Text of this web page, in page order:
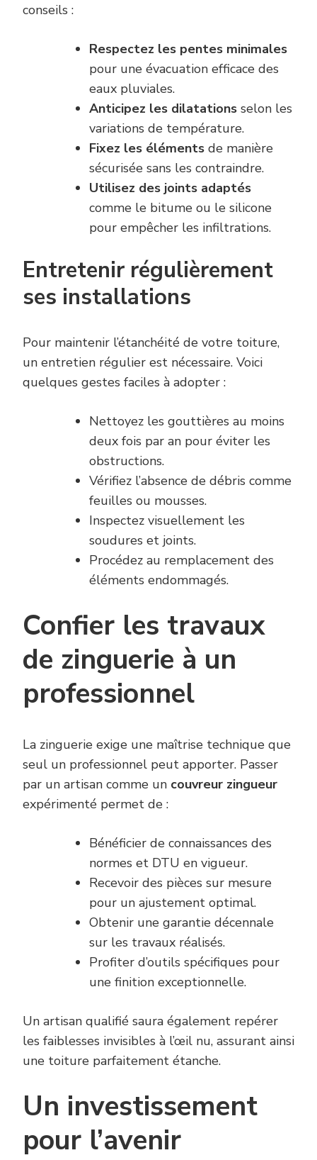
conseils :
Respectez les pentes minimales
pour une évacuation efficace des
eaux pluviales.
Anticipez les dilatations selon les
variations de température.
Fixez les éléments de manière
sécurisée sans les contraindre.
Utilisez des joints adaptés
comme le bitume ou le silicone
pour empêcher les infiltrations.
Entretenir régulièrement
ses installations
Pour maintenir l’étanchéité de votre toiture,
un entretien régulier est nécessaire. Voici
quelques gestes faciles à adopter :
Nettoyez les gouttières au moins
deux fois par an pour éviter les
obstructions.
Vérifiez l’absence de débris comme
feuilles ou mousses.
Inspectez visuellement les
soudures et joints.
Procédez au remplacement des
éléments endommagés.
Confier les travaux
de zinguerie à un
professionnel
La zinguerie exige une maîtrise technique que
seul un professionnel peut apporter. Passer
par un artisan comme un couvreur zingueur
expérimenté permet de :
Bénéficier de connaissances des
normes et DTU en vigueur.
Recevoir des pièces sur mesure
pour un ajustement optimal.
Obtenir une garantie décennale
sur les travaux réalisés.
Profiter d’outils spécifiques pour
une finition exceptionnelle.
Un artisan qualifié saura également repérer
les faiblesses invisibles à l’œil nu, assurant ainsi
une toiture parfaitement étanche.
Un investissement
pour l’avenir